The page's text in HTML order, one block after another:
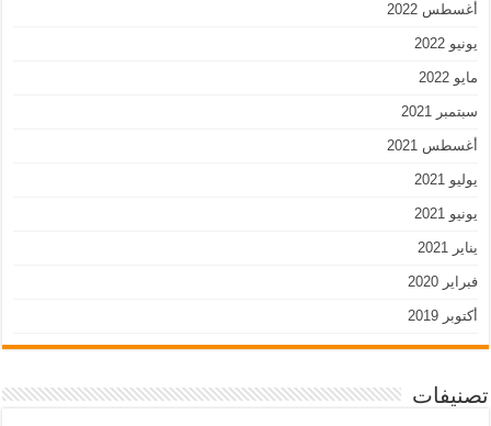
أغسطس 2022
يونيو 2022
مايو 2022
سبتمبر 2021
أغسطس 2021
يوليو 2021
يونيو 2021
يناير 2021
فبراير 2020
أكتوبر 2019
تصنيفات